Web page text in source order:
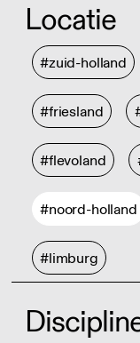
Locatie
#zuid-holland
#friesland
#flevoland
#noord-holland
#limburg